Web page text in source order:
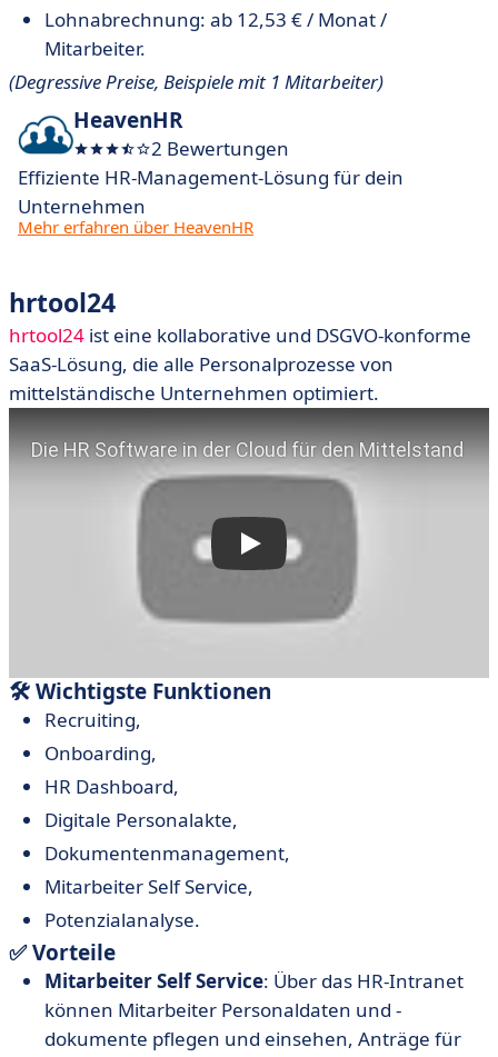
Lohnabrechnung: ab 12,53 € / Monat /
Mitarbeiter.
(Degressive Preise, Beispiele mit 1 Mitarbeiter)
HeavenHR
2 Bewertungen
Effiziente HR-Management-Lösung für dein
Unternehmen
Mehr erfahren über HeavenHR
hrtool24
hrtool24 ist eine kollaborative und DSGVO-konforme
SaaS-Lösung, die alle Personalprozesse von
mittelständische Unternehmen optimiert.
🛠 Wichtigste Funktionen
Recruiting,
Onboarding,
HR Dashboard,
Digitale Personalakte,
Dokumentenmanagement,
Mitarbeiter Self Service,
Potenzialanalyse.
✅ Vorteile
Mitarbeiter Self Service: Über das HR-Intranet
können Mitarbeiter Personaldaten und -
dokumente pflegen und einsehen, Anträge für